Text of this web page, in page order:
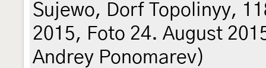
Sujewo, Dorf Topolinyy,
2015, Foto 24. August
Andrey Ponomarev)